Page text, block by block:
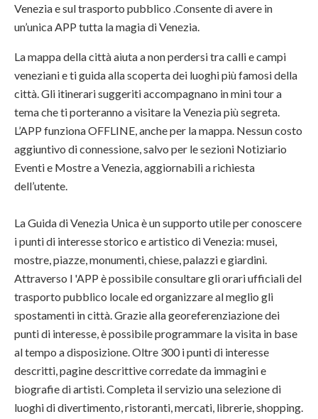
Venezia e sul trasporto pubblico .Consente di avere in
un’unica APP tutta la magia di Venezia.
La mappa della città aiuta a non perdersi tra calli e campi
veneziani e ti guida alla scoperta dei luoghi più famosi della
città. Gli itinerari suggeriti accompagnano in mini tour a
tema che ti porteranno a visitare la Venezia più segreta.
L’APP funziona OFFLINE, anche per la mappa. Nessun costo
aggiuntivo di connessione, salvo per le sezioni Notiziario
Eventi e Mostre a Venezia, aggiornabili a richiesta
dell’utente.
La Guida di Venezia Unica è un supporto utile per conoscere
i punti di interesse storico e artistico di Venezia: musei,
mostre, piazze, monumenti, chiese, palazzi e giardini.
Attraverso l 'APP è possibile consultare gli orari ufficiali del
trasporto pubblico locale ed organizzare al meglio gli
spostamenti in città. Grazie alla georeferenziazione dei
punti di interesse, è possibile programmare la visita in base
al tempo a disposizione. Oltre 300 i punti di interesse
descritti, pagine descrittive corredate da immagini e
biografie di artisti. Completa il servizio una selezione di
luoghi di divertimento, ristoranti, mercati, librerie, shopping.